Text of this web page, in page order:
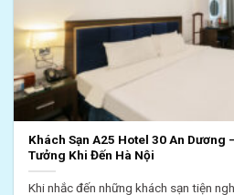
Khách Sạn A25 Hotel 30 An Dương
Tưởng Khi Đến Hà Nội
Khi nhắc đến những khách sạn tiện